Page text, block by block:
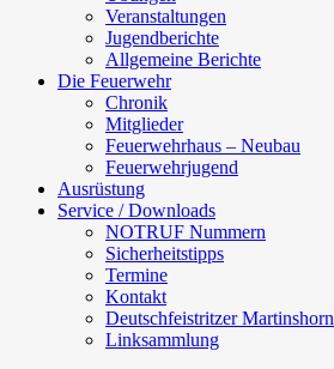
Veranstaltungen
Jugendberichte
Allgemeine Berichte
Die Feuerwehr
Chronik
Mitglieder
Feuerwehrhaus – Neubau
Feuerwehrjugend
Ausrüstung
Service / Downloads
NOTRUF Nummern
Sicherheitstipps
Termine
Kontakt
Deutschfeistritzer Martinshorn
Linksammlung